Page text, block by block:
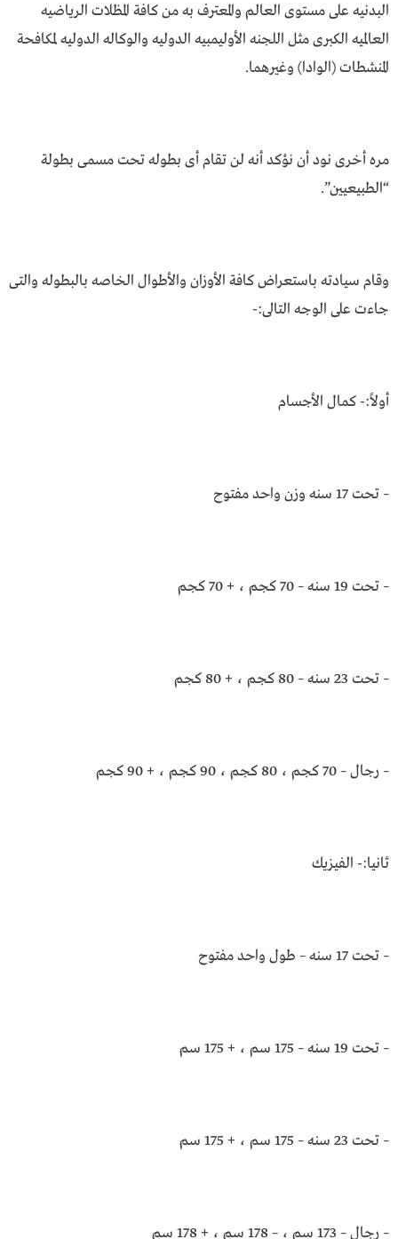
البدنيه على مستوى العالم والمعترف به من كافة المظلات الرياضيه
العالميه الكبرى مثل اللجنه الأوليمبيه الدوليه والوكاله الدوليه لمكافحة
المنشطات (الوادا) وغيرهما.
مره أخرى نود أن نؤكد أنه لن تقام أى بطوله تحت مسمى بطولة
“الطبيعيين”.
وقام سيادته باستعراض كافة الأوزان والأطوال الخاصه بالبطوله والتى
جاءت على الوجه التالى:-
أولاً:- كمال الأجسام
– تحت 17 سنه وزن واحد مفتوح
– تحت 19 سنه – 70 كجم ، + 70 كجم
– تحت 23 سنه – 80 كجم ، + 80 كجم
– رجال – 70 كجم ، 80 كجم ، 90 كجم ، + 90 كجم
ثانيا:- الفيزيك
– تحت 17 سنه – طول واحد مفتوح
– تحت 19 سنه – 175 سم ، + 175 سم
– تحت 23 سنه – 175 سم ، + 175 سم
– رجال – 173 سم ، – 178 سم ، + 178 سم